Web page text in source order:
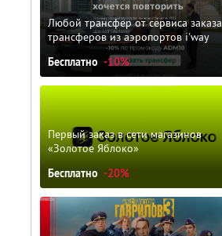
Любой трансфер от сервиса заказа
трансферов из аэропортов i'way
Бесплатно -10%
Первый заказ в сети магазинов
«Золотое Яблоко»
Бесплатно -20%